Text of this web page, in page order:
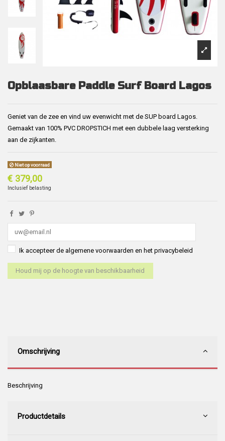
Opblaasbare Paddle Surf Board Lagos
Geniet van de zee en vind uw evenwicht met de SUP board Lagos.
Gemaakt van 100% PVC DROPSTICH met een dubbele laag versterking
aan de zijkanten.
Niet op voorraad
€ 379,00
Inclusief belasting
Ik accepteer de algemene voorwaarden en het privacybeleid
Omschrijving
Beschrijving
Productdetails